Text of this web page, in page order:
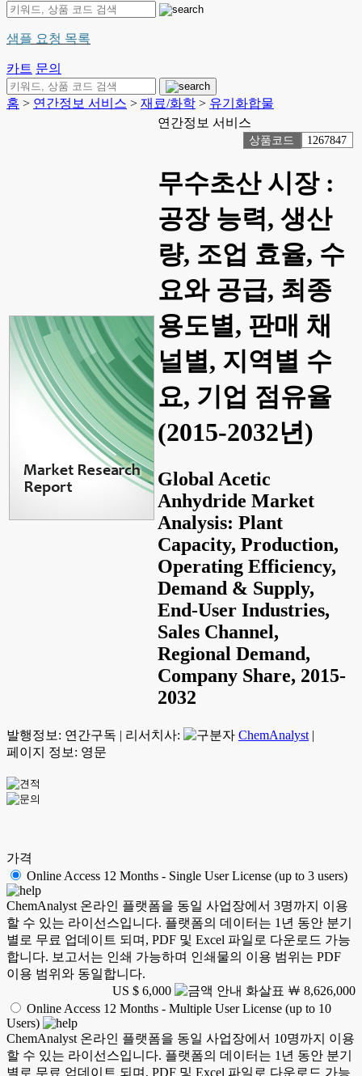
샘플 요청 목록
카트 문의
홈 > 연간정보 서비스 > 재료/화학 > 유기화합물
연간정보 서비스
상품코드 1267847
무수초산 시장 :
공장 능력, 생산
량, 조업 효율, 수
요와 공급, 최종
용도별, 판매 채
널별, 지역별 수
요, 기업 점유율
(2015-2032년)
Global Acetic
Anhydride Market
Analysis: Plant
Capacity, Production,
Operating Efficiency,
Demand & Supply,
End-User Industries,
Sales Channel,
Regional Demand,
Company Share, 2015-
2032
발행정보: 연간구독 | 리서치사: ChemAnalyst |
페이지 정보: 영문
가격
Online Access 12 Months - Single User License (up to 3 users)
ChemAnalyst 온라인 플랫폼을 동일 사업장에서 3명까지 이용
할 수 있는 라이선스입니다. 플랫폼의 데이터는 1년 동안 분기
별로 무료 업데이트 되며, PDF 및 Excel 파일로 다운로드 가능
합니다. 보고서는 인쇄 가능하며 인쇄물의 이용 범위는 PDF
이용 범위와 동일합니다.
US $ 6,000
￦ 8,626,000
Online Access 12 Months - Multiple User License (up to 10
Users)
ChemAnalyst 온라인 플랫폼을 동일 사업장에서 10명까지 이용
할 수 있는 라이선스입니다. 플랫폼의 데이터는 1년 동안 분기
별로 무료 업데이트 되며, PDF 및 Excel 파일로 다운로드 가능